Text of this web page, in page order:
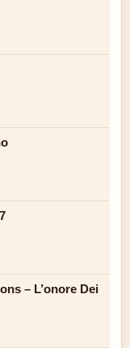
– L’onore Dei